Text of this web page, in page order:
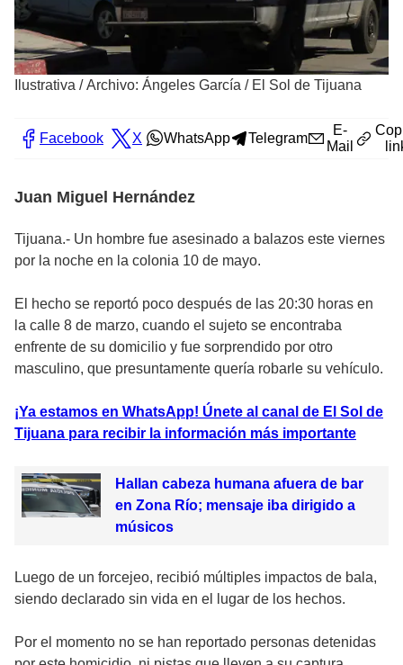
Ilustrativa /Archivo: Ángeles García / El Sol de Tijuana
Facebook X WhatsApp Telegram
E-
Mail
Juan Miguel Hernández
Tijuana.- Un hombre fue asesinado a balazos este viernes
por la noche en la colonia 10 de mayo.
El hecho se reportó poco después de las 20:30 horas en
la calle 8 de marzo, cuando el sujeto se encontraba
enfrente de su domicilio y fue sorprendido por otro
masculino, que presuntamente quería robarle su vehículo.
¡Ya estamos en WhatsApp! Únete al canal de El Sol de
Tijuana para recibir la información más importante
Hallan cabeza humana afuera de bar
en Zona Río; mensaje iba dirigido a
músicos
Luego de un forcejeo, recibió múltiples impactos de bala,
siendo declarado sin vida en el lugar de los hechos.
Por el momento no se han reportado personas detenidas